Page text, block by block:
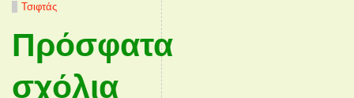
Τσιφτάς
Πρόσφατα
σχόλια